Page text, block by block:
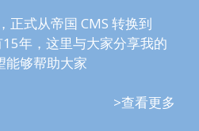
正式从帝国 CMS 转换到
年，这里与大家分享我的
能够帮助大家
>查看更多